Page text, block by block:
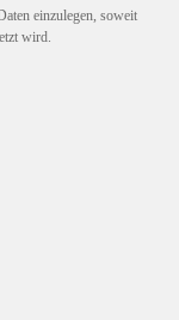
einzulegen, soweit
wird.